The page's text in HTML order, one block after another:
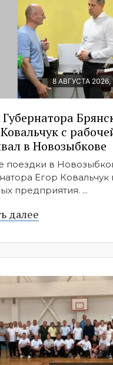
8 АВГУСТА 2026,
с
в Новозыбкове
поездки в
Егор Ковальчук
предприятия. ...
далее